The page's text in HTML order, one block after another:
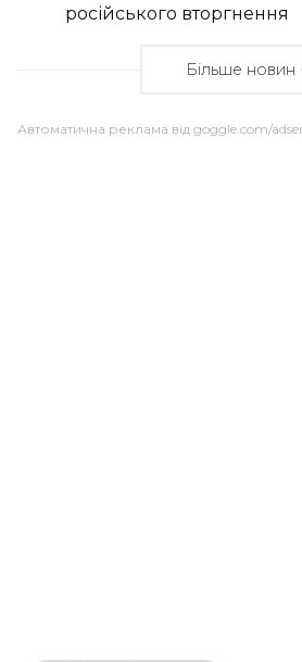
російського вторгнення
Більше новин
Автоматична реклама від goggle.com/